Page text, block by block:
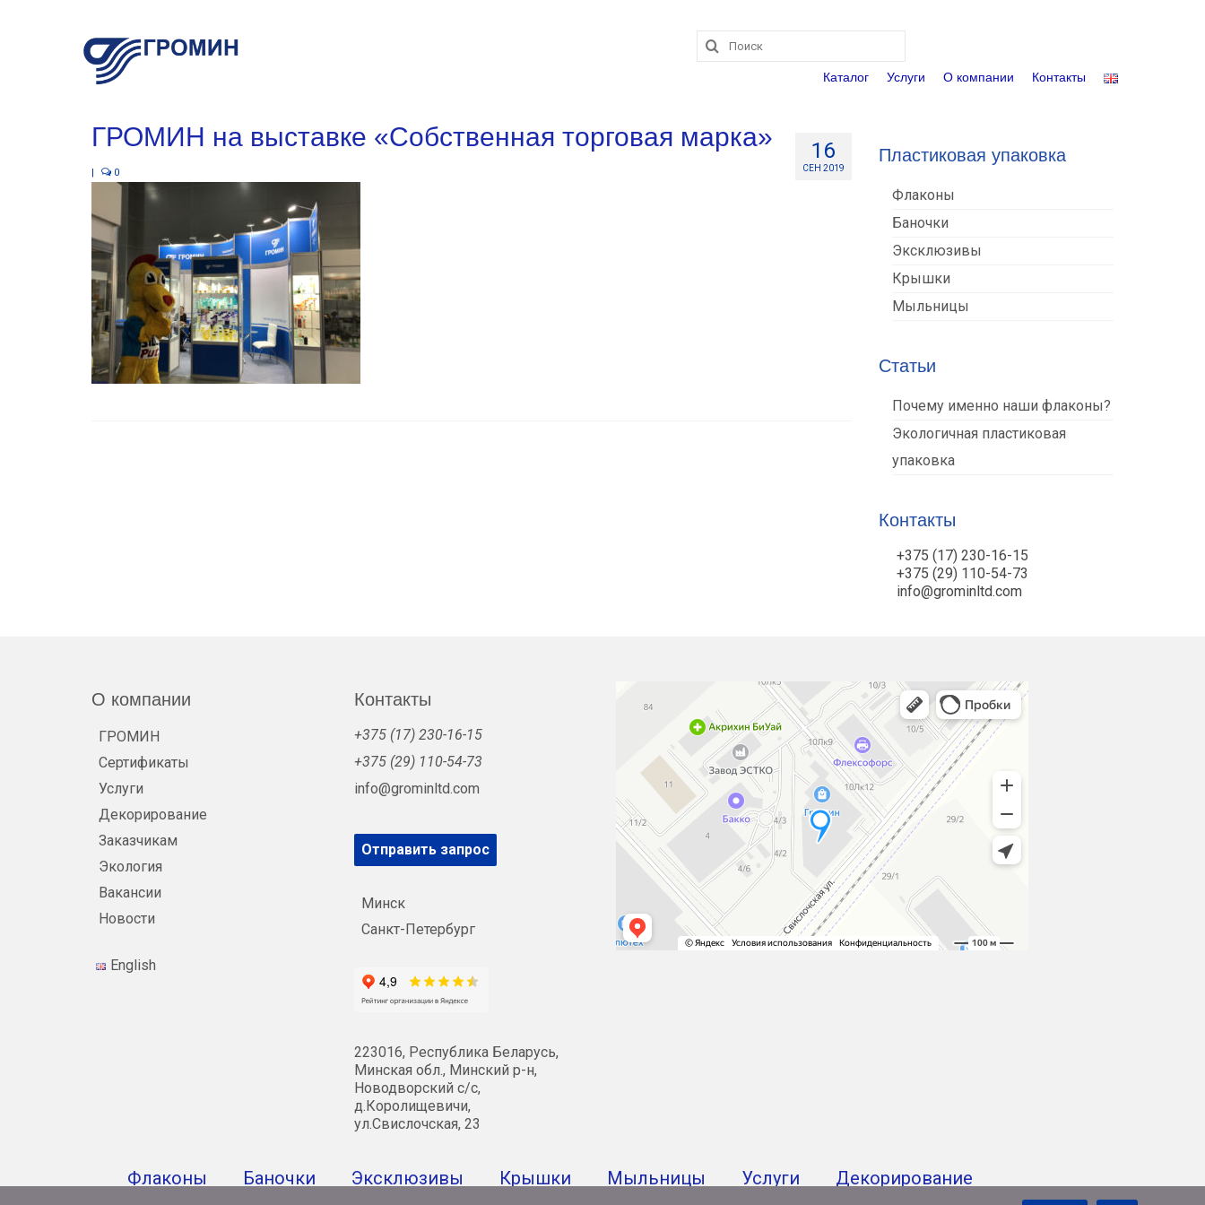
Поиск:
Каталог Услуги О компании Контакты
16
СЕН 2019
ГРОМИН на выставке «Собственная торговая марка»
| 0
Пластиковая упаковка
Флаконы
Баночки
Эксклюзивы
Крышки
Мыльницы
Статьи
Почему именно наши флаконы?
Экологичная пластиковая
упаковка
Контакты
+375 (17) 230-16-15
+375 (29) 110-54-73
info@grominltd.com
О компании
ГРОМИН
Сертификаты
Услуги
Декорирование
Заказчикам
Экология
Вакансии
Новости
English
Контакты
+375 (17) 230-16-15
+375 (29) 110-54-73
info@grominltd.com
Отправить запрос
Минск
Санкт-Петербург
223016, Республика Беларусь,
Минская обл., Минский р-н,
Новодворский с/с,
д.Королищевичи,
ул.Свислочская, 23
Флаконы Баночки Эксклюзивы Крышки Мыльницы Услуги Декорирование